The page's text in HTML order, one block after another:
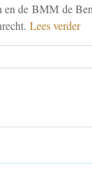
en de BMM de
Lees verder